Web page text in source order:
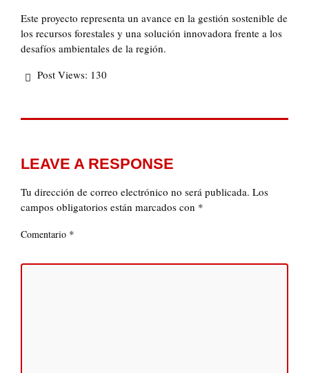
Este proyecto representa un avance en la gestión sostenible de
los recursos forestales y una solución innovadora frente a los
desafíos ambientales de la región.
Post Views: 130
LEAVE A RESPONSE
Tu dirección de correo electrónico no será publicada. Los
campos obligatorios están marcados con *
Comentario *